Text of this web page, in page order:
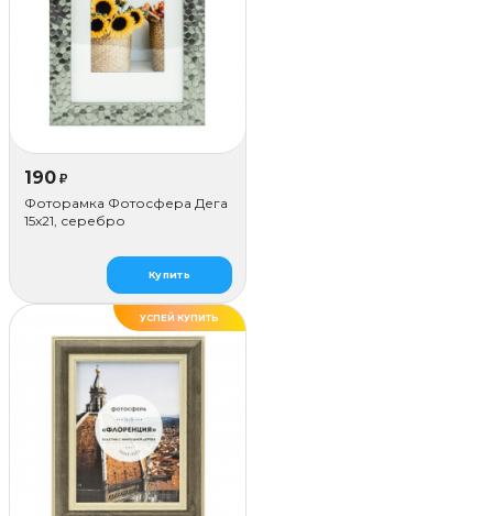
190 ₽
Фоторамка Фотосфера Дега
15x21, серебро
Купить
УСПЕЙ КУПИТЬ
ДЕЛАЕМ САМИ